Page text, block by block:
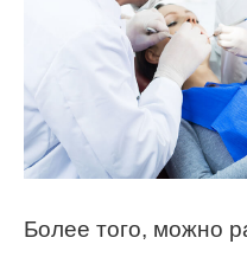
Более того, можно